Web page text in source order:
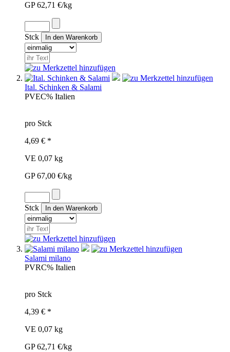
GP 62,71 €/kg
Stck
Ital. Schinken & Salami
PVEC% Italien
pro Stck
4,69 € *
VE 0,07 kg
GP 67,00 €/kg
Stck
Salami milano
PVRC% Italien
pro Stck
4,39 € *
VE 0,07 kg
GP 62,71 €/kg